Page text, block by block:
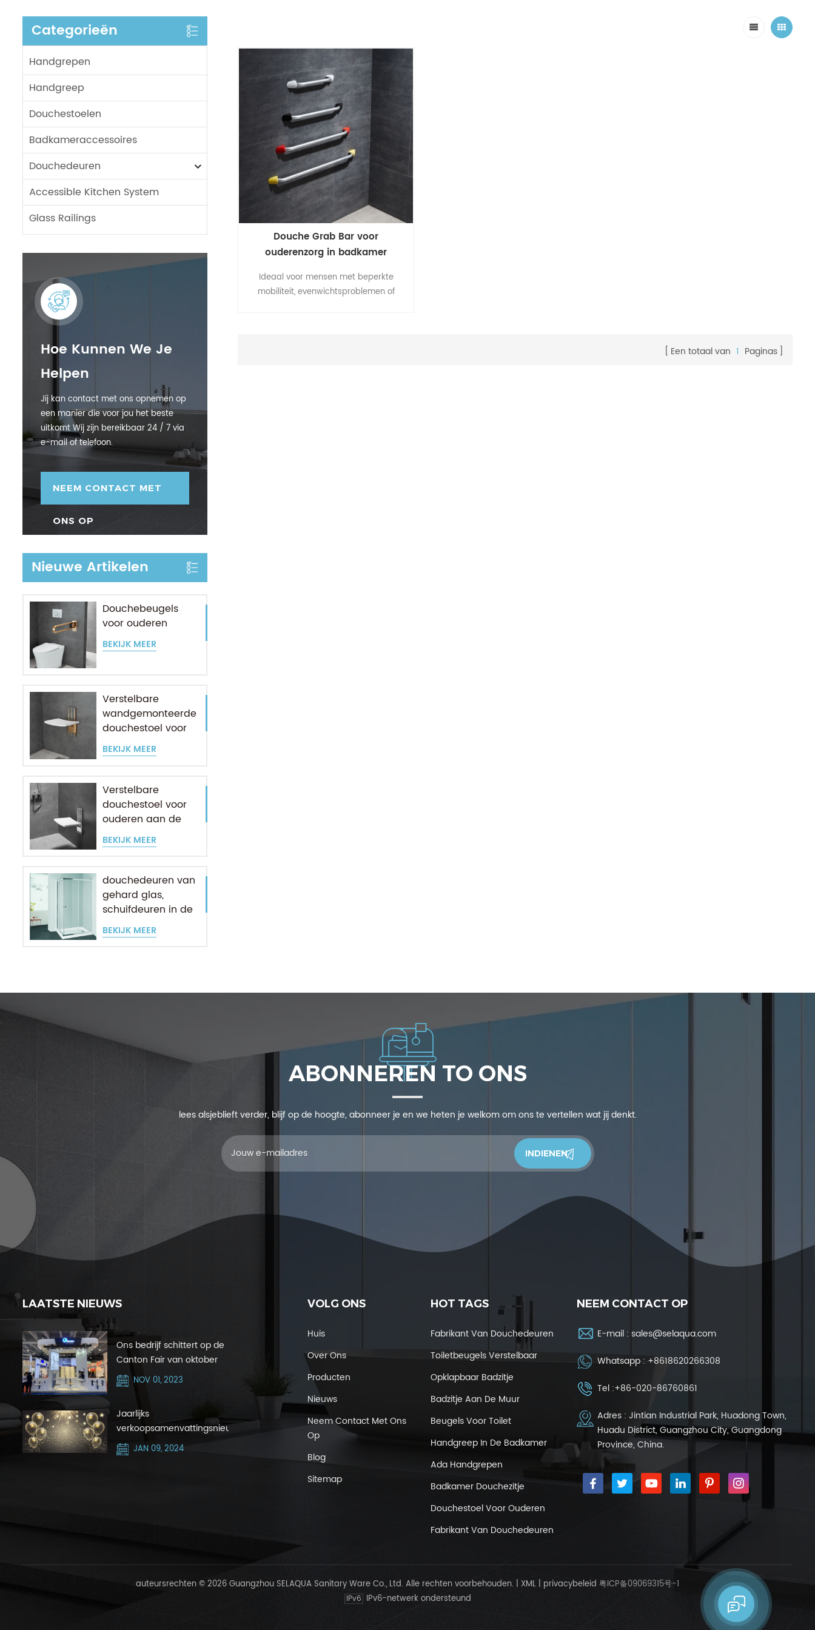
Categorieën
Handgrepen
Handgreep
Douchestoelen
Badkameraccessoires
Douchedeuren
Accessible Kitchen System
Glass Railings
Hoe Kunnen We Je
Helpen
Jij kan contact met ons opnemen op
een manier die voor jou het beste
uitkomt Wij zijn bereikbaar 24 / 7 via
e-mail of telefoon.
NEEM CONTACT MET
ONS OP
Nieuwe Artikelen
Douchebeugels
voor ouderen
BEKIJK MEER
Verstelbare
wandgemonteerde
douchestoel voor
ouderen
BEKIJK MEER
Verstelbare
douchestoel voor
ouderen aan de
muur
BEKIJK MEER
douchedeuren van
gehard glas,
schuifdeuren in de
hoek
BEKIJK MEER
Douche Grab Bar voor
ouderenzorg in badkamer
Ideaal voor mensen met beperkte
mobiliteit, evenwichtsproblemen of
Een totaal van 1 Paginas
ABONNEREN TO ONS
lees alsjeblieft verder, blijf op de hoogte, abonneer je en we heten je welkom om ons te vertellen wat jij denkt.
LAATSTE NIEUWS
Ons bedrijf schittert op de
Canton Fair van oktober
2023 met Silver Hair Zone
NOV 01, 2023
Jaarlijks
verkoopsamenvattingsnieuws
JAN 09, 2024
VOLG ONS
Huis
Over Ons
Producten
Nieuws
Neem Contact Met Ons
Op
Blog
Sitemap
HOT TAGS
Fabrikant Van Douchedeuren
Toiletbeugels Verstelbaar
Opklapbaar Badzitje
Badzitje Aan De Muur
Beugels Voor Toilet
Handgreep In De Badkamer
Ada Handgrepen
Badkamer Douchezitje
Douchestoel Voor Ouderen
Fabrikant Van Douchedeuren
NEEM CONTACT OP
E-mail :sales@selaqua.com
Whatsapp : +8618620266308
Tel :+86-020-86760861
Adres : Jintian Industrial Park, Huadong Town,
Huadu District, Guangzhou City, Guangdong
Province, China.
auteursrechten © 2026 Guangzhou SELAQUA Sanitary Ware Co., Ltd. Alle rechten voorbehouden. | XML | privacybeleid 粤ICP备09069315号-1
IPv6 IPv6-netwerk ondersteund